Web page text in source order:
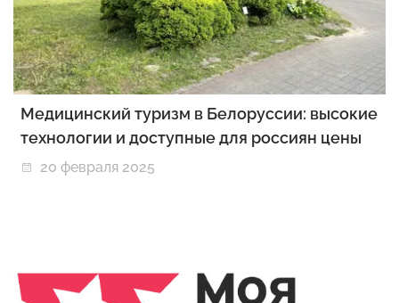
Медицинский туризм в Белоруссии: высокие
технологии и доступные для россиян цены
20 февраля 2025